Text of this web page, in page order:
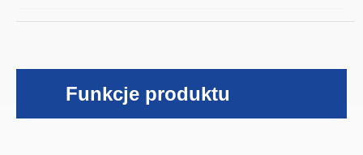
Funkcje produktu